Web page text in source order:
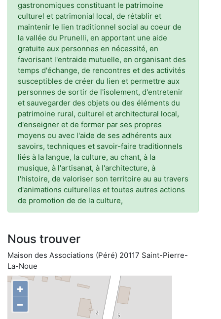
gastronomiques constituant le patrimoine
culturel et patrimonial local, de rétablir et
maintenir le lien traditionnel social au coeur de
la vallée du Prunelli, en apportant une aide
gratuite aux personnes en nécessité, en
favorisant l'entraide mutuelle, en organisant des
temps d'échange, de rencontres et des activités
susceptibles de créer du lien et permettre aux
personnes de sortir de l'isolement, d'entretenir
et sauvegarder des objets ou des éléments du
patrimoine rural, culturel et architectural local,
d'enseigner et de former par ses propres
moyens ou avec l'aide de ses adhérents aux
savoirs, techniques et savoir-faire traditionnels
liés à la langue, la culture, au chant, à la
musique, à l'artisanat, à l'architecture, à
l'histoire, de valoriser son territoire au au travers
d'animations culturelles et toutes autres actions
de promotion de de la culture,
Nous trouver
Maison des Associations (Péré) 20117 Saint-Pierre-
La-Noue
+
−